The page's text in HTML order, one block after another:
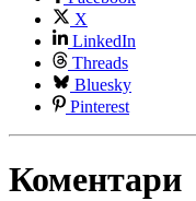
X
LinkedIn
Threads
Bluesky
Pinterest
Коментари